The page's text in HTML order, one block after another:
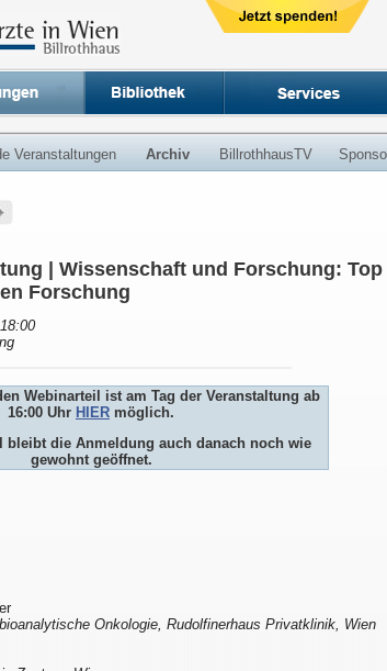
Veranstaltungen Archiv BillrothhausTV
| Wissenschaft und Forschung: Top
Forschung
Webinarteil ist am Tag der Veranstaltung ab
16:00 Uhr HIER möglich.
bleibt die Anmeldung auch danach noch wie
gewohnt geöffnet.
Onkologie, Rudolfinerhaus Privatklinik, Wien